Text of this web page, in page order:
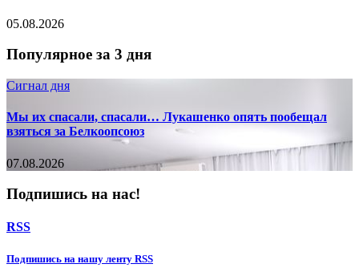
05.08.2026
Популярное за 3 дня
Сигнал дня
Мы их спасали, спасали… Лукашенко опять пообещал
взяться за Белкоопсоюз
07.08.2026
Подпишись на нас!
RSS
Подпишиcь на нашу ленту RSS